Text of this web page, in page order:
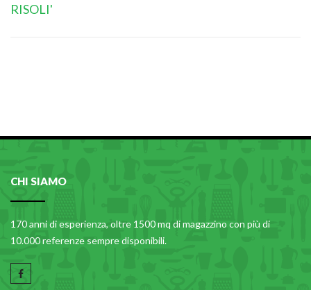
RISOLI'
CHI SIAMO
170 anni di esperienza, oltre 1500 mq di magazzino con più di
10.000 referenze sempre disponibili.